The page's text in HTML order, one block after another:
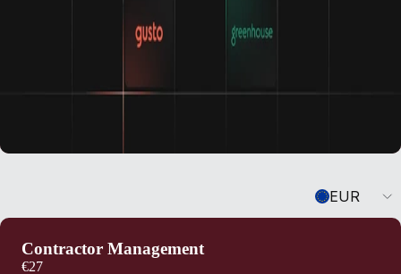
EUR
Contractor Management
€27